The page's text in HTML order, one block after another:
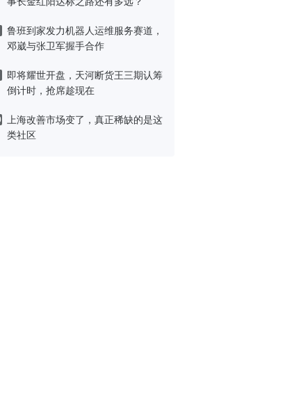
鲁班到家发力机器人运维服务赛道，
邓崴与张卫军握手合作
即将耀世开盘，天河断货王三期认筹
倒计时，抢席趁现在
上海改善市场变了，真正稀缺的是这
类社区